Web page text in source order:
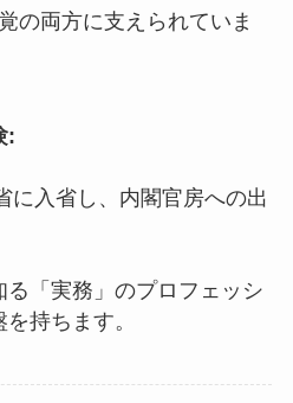
の両方に支えられていま
:
に入省し、内閣官房への出
「実務」のプロフェッシ
持ちます。